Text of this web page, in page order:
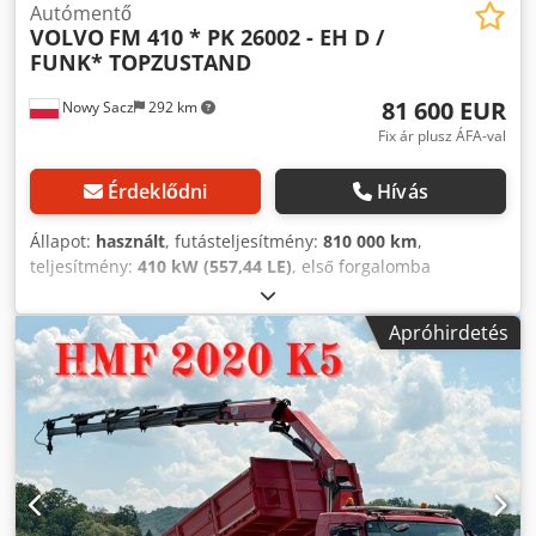
Nowy Sacz 292 km
Autómentő
VOLVO FM 410 * PK 26002 - EH D /
FUNK* TOPZUSTAND
81 600 EUR
Fix ár plusz ÁFA-val
Érdeklődni Hívás
Állapot: használt, futásteljesítmény: 810 000 km,
teljesítmény: 410 kW (557,44 LE), első forgalomba
, üzemanyagtípus:
26 000 kg, tengelyelrendezés:3 tengely, szín:
narancssárga, hajtástípus:automata, kibocsátási osztály:
Euro 4, raktér hossza:7 900 mm, rakodótér szélesség:
2 540 mm, Gyártási év: 2012 , Felszereltség: ABS, daru,
légkondicionálás, Volvo FM 410 / 6x2 Rámpás felépítmény
7,90 m + DARU + TÁVIRÁNYÍTÁS Balesetmentes Jó
állapotban! Gyártási év: 2012 Futásteljesítmény: 810 000
km Felszereltség: - ABS - Központi zár - Elektromos ablakok
- Elektromos tükrök - Szervokormány - Tachográf
Apróhirdetés